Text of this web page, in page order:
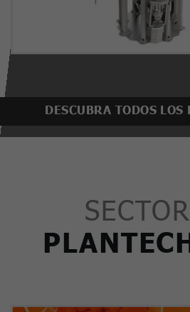
DESCUBRA TODOS LOS